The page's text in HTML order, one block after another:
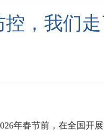
，我们走
年春节前，在全国开展